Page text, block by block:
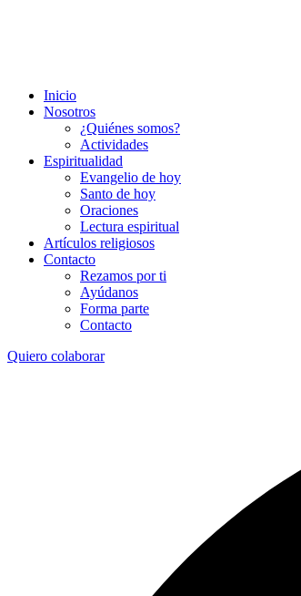
Inicio
Nosotros
¿Quiénes somos?
Actividades
Espiritualidad
Evangelio de hoy
Santo de hoy
Oraciones
Lectura espiritual
Artículos religiosos
Contacto
Rezamos por ti
Ayúdanos
Forma parte
Contacto
Quiero colaborar